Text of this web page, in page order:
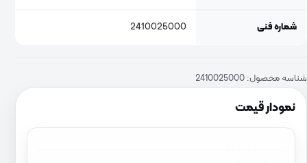
نمودار قیمت
شماره فنی 2410025000
شناسه محصول: 2410025000